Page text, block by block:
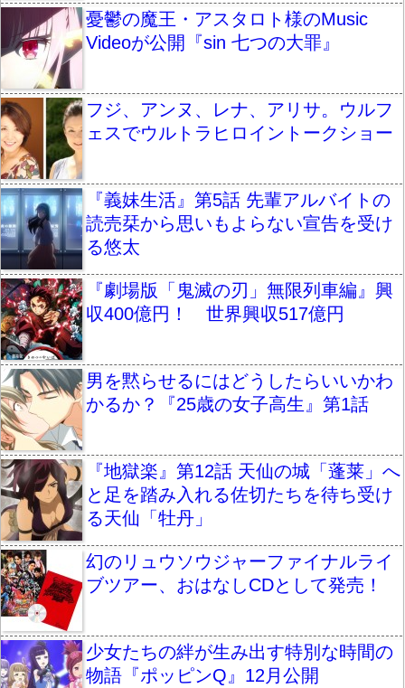
憂鬱の魔王・アスタロト様のMusic
Videoが公開『sin 七つの大罪』
フジ、アンヌ、レナ、アリサ。ウルフ
ェスでウルトラヒロイントークショー
『義妹生活』第5話 先輩アルバイトの
読売栞から思いもよらない宣告を受け
る悠太
『劇場版「鬼滅の刃」無限列車編』興
収400億円！ 世界興収517億円
男を黙らせるにはどうしたらいいかわ
かるか？『25歳の女子高生』第1話
『地獄楽』第12話 天仙の城「蓬莱」へ
と足を踏み入れる佐切たちを待ち受け
る天仙「牡丹」
幻のリュウソウジャーファイナルライ
ブツアー、おはなしCDとして発売！
少女たちの絆が生み出す特別な時間の
物語『ポッピンQ』12月公開